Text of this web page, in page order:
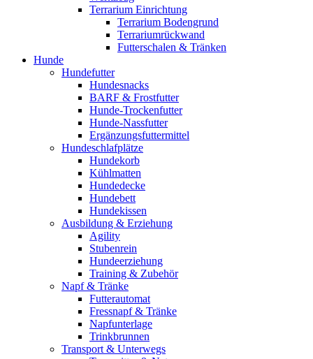
Terrarium Einrichtung
Terrarium Bodengrund
Terrariumrückwand
Futterschalen & Tränken
Hunde
Hundefutter
Hundesnacks
BARF & Frostfutter
Hunde-Trockenfutter
Hunde-Nassfutter
Ergänzungsfuttermittel
Hundeschlafplätze
Hundekorb
Kühlmatten
Hundedecke
Hundebett
Hundekissen
Ausbildung & Erziehung
Agility
Stubenrein
Hundeerziehung
Training & Zubehör
Napf & Tränke
Futterautomat
Fressnapf & Tränke
Napfunterlage
Trinkbrunnen
Transport & Unterwegs